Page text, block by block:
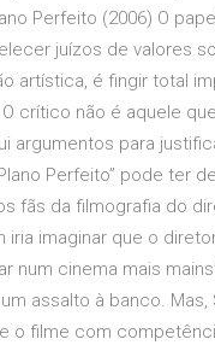
Perfeito (2006) O
juízos de valores
artística, é fingir total
crítico não é aquele
argumentos para
Perfeito” pode ter
fãs da filmografia do
iria imaginar que o
num cinema mais
assalto à banco. Mas,
o filme com